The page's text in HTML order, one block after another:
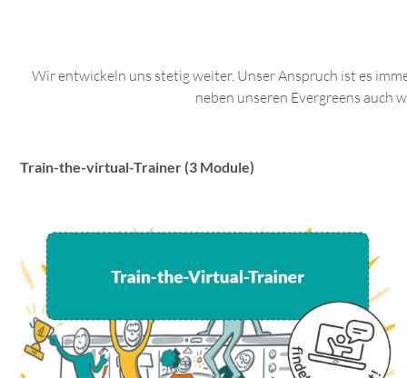
Wir entwickeln uns stetig weiter. Unser Anspruch ist es
neben unseren Evergreens auch
Train-the-virtual-Trainer (3 Module)